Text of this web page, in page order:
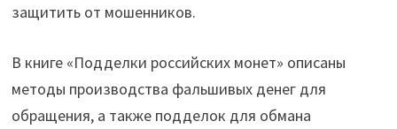
защитить от мошенников.
В книге «Подделки российских монет» описаны
методы производства фальшивых денег для
обращения, а также подделок для обмана